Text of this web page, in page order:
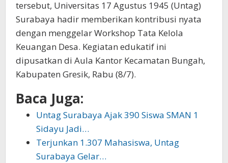
tersebut, Universitas 17 Agustus 1945 (Untag)
Surabaya hadir memberikan kontribusi nyata
dengan menggelar Workshop Tata Kelola
Keuangan Desa. Kegiatan edukatif ini
dipusatkan di Aula Kantor Kecamatan Bungah,
Kabupaten Gresik, Rabu (8/7).
Baca Juga:
Untag Surabaya Ajak 390 Siswa SMAN 1
Sidayu Jadi…
Terjunkan 1.307 Mahasiswa, Untag
Surabaya Gelar…